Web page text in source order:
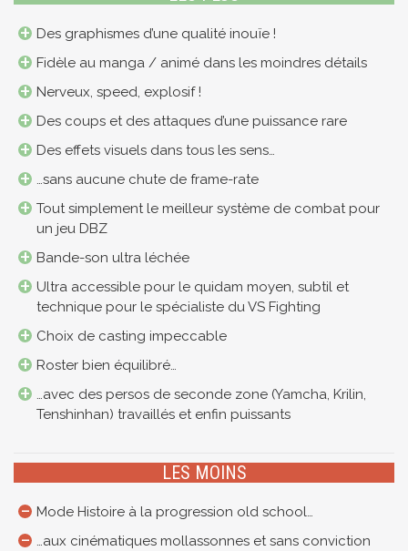
Des graphismes d’une qualité inouïe !
Fidèle au manga / animé dans les moindres détails
Nerveux, speed, explosif !
Des coups et des attaques d’une puissance rare
Des effets visuels dans tous les sens…
…sans aucune chute de frame-rate
Tout simplement le meilleur système de combat pour
un jeu DBZ
Bande-son ultra léchée
Ultra accessible pour le quidam moyen, subtil et
technique pour le spécialiste du VS Fighting
Choix de casting impeccable
Roster bien équilibré…
…avec des persos de seconde zone (Yamcha, Krilin,
Tenshinhan) travaillés et enfin puissants
LES MOINS
Mode Histoire à la progression old school…
…aux cinématiques mollassonnes et sans conviction